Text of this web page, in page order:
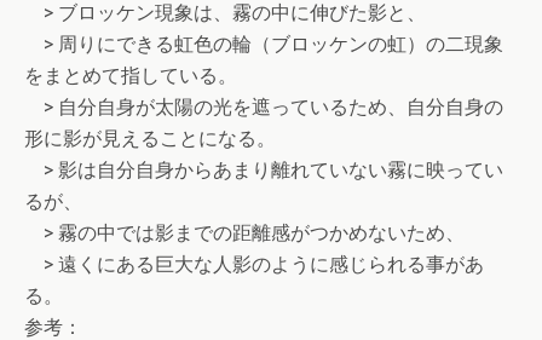
> ブロッケン現象は、霧の中に伸びた影と、
> 周りにできる虹色の輪（ブロッケンの虹）の二現象
をまとめて指している。
> 自分自身が太陽の光を遮っているため、自分自身の
形に影が見えることになる。
> 影は自分自身からあまり離れていない霧に映ってい
るが、
> 霧の中では影までの距離感がつかめないため、
> 遠くにある巨大な人影のように感じられる事があ
る。
参考：